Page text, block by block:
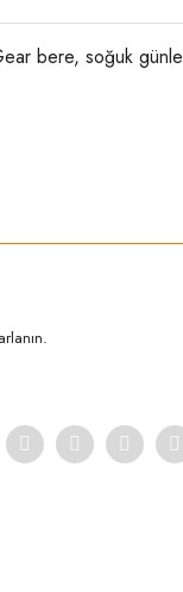
bere, soğuk